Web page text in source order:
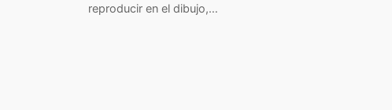
reproducir en el dibujo,…